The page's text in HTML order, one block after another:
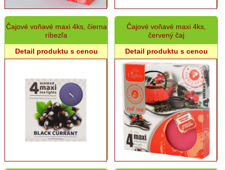
a
kahance
Náhrobný
sortiment
Náhrobný
sortiment
Náhrobný
sortiment
Čajové voňavé maxi 4ks, čierna
ríbezľa
Detail produktu s cenou
Čajové voňavé maxi 4ks,
červený čaj
Detail produktu s cenou